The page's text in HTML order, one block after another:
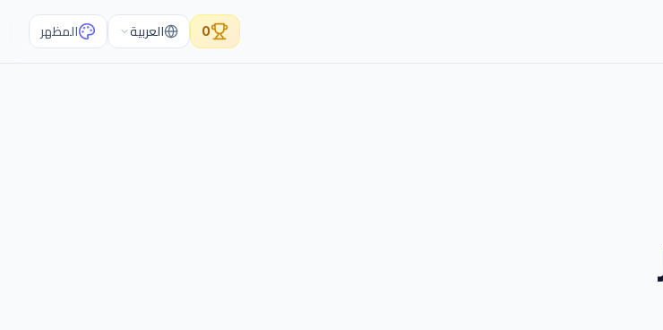
0 العربية المظهر